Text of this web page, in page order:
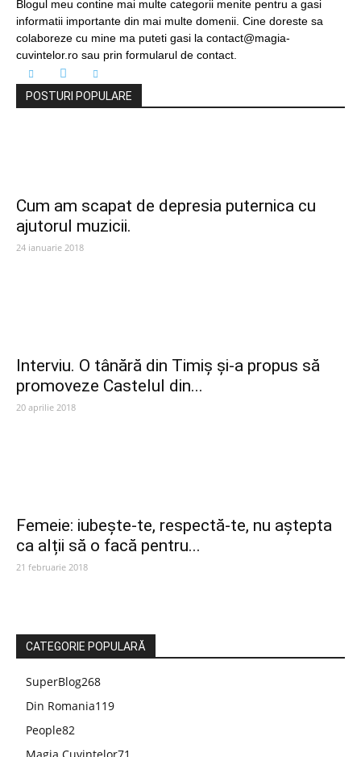
Blogul meu contine mai multe categorii menite pentru a gasi
informatii importante din mai multe domenii. Cine doreste sa
colaboreze cu mine ma puteti gasi la contact@magia-
cuvintelor.ro sau prin formularul de contact.
POSTURI POPULARE
Cum am scapat de depresia puternica cu
ajutorul muzicii.
24 ianuarie 2018
Interviu. O tânără din Timiș și-a propus să
promoveze Castelul din...
20 aprilie 2018
Femeie: iubește-te, respectă-te, nu aștepta
ca alții să o facă pentru...
21 februarie 2018
CATEGORIE POPULARĂ
SuperBlog268
Din Romania119
People82